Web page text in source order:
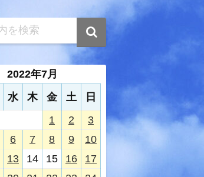
2022年7月
水 木 金 土
日
1
2
3
6 7 8 9
10
13 14 15 16
17